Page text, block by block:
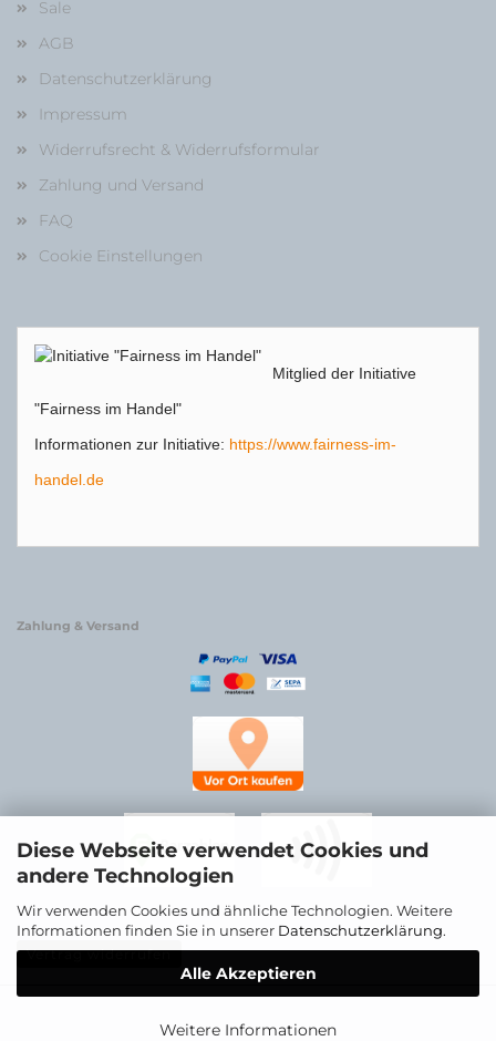
Diese Webseite verwendet Cookies und
andere Technologien
Wir verwenden Cookies und ähnliche Technologien. Weitere
Informationen finden Sie in unserer Datenschutzerklärung.
Alle Akzeptieren
Weitere Informationen
Sale
AGB
Datenschutzerklärung
Impressum
Widerrufsrecht & Widerrufsformular
Zahlung und Versand
FAQ
Cookie Einstellungen
Mitglied der Initiative
"Fairness im Handel"
Informationen zur Initiative: https://www.fairness-im-
handel.de
Zahlung & Versand
Vertrag widerrufen